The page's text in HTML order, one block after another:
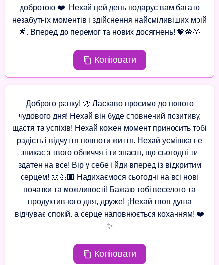
добротою ❤️. Нехай цей день подарує вам багато
незабутніх моментів і здійснення найсміливіших мрій
🌟. Вперед до перемог та нових досягнень! 💖🌼🌞
Копіювати
Доброго ранку! 🌞 Ласкаво просимо до нового
чудового дня! Нехай він буде сповнений позитиву,
щастя та успіхів! Нехай кожен момент приносить тобі
радість і відчуття повноти життя. Нехай усмішка не
зникає з твого обличчя і ти знаєш, що сьогодні ти
здатен на все! Вір у себе і йди вперед із відкритим
серцем! 🌼💪🏼 Надихаємося сьогодні на всі нові
початки та можливості! Бажаю тобі веселого та
продуктивного дня, друже! ¡Нехай твоя душа
відчуває спокій, а серце наповнюється коханням! ❤️
✨
Копіювати